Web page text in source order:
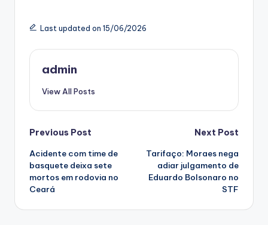
Last updated on 15/06/2026
admin
View All Posts
Post
navigation
Previous Post
Acidente com time de
basquete deixa sete
mortos em rodovia no
Ceará
Next Post
Tarifaço: Moraes nega
adiar julgamento de
Eduardo Bolsonaro no
STF